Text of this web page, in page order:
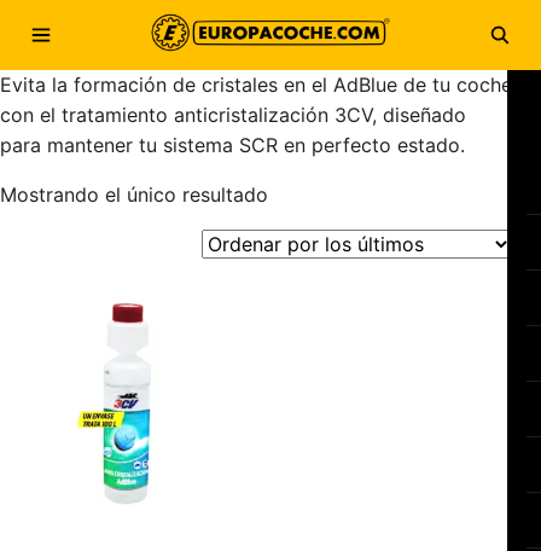
Saltar al contenido
Abrir menú
Evita la formación de cristales en el AdBlue de tu coche
con el tratamiento anticristalización 3CV, diseñado
para mantener tu sistema SCR en perfecto estado.
Mostrando el único resultado